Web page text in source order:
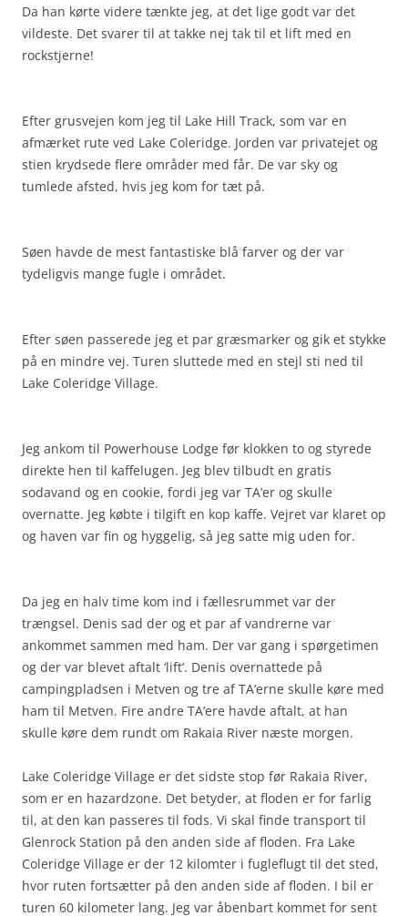
Da han kørte videre tænkte jeg, at det lige godt var det
vildeste. Det svarer til at takke nej tak til et lift med en
rockstjerne!
Efter grusvejen kom jeg til Lake Hill Track, som var en
afmærket rute ved Lake Coleridge. Jorden var privatejet og
stien krydsede flere områder med får. De var sky og
tumlede afsted, hvis jeg kom for tæt på.
Søen havde de mest fantastiske blå farver og der var
tydeligvis mange fugle i området.
Efter søen passerede jeg et par græsmarker og gik et stykke
på en mindre vej. Turen sluttede med en stejl sti ned til
Lake Coleridge Village.
Jeg ankom til Powerhouse Lodge før klokken to og styrede
direkte hen til kaffelugen. Jeg blev tilbudt en gratis
sodavand og en cookie, fordi jeg var TA’er og skulle
overnatte. Jeg købte i tilgift en kop kaffe. Vejret var klaret op
og haven var fin og hyggelig, så jeg satte mig uden for.
Da jeg en halv time kom ind i fællesrummet var der
trængsel. Denis sad der og et par af vandrerne var
ankommet sammen med ham. Der var gang i spørgetimen
og der var blevet aftalt ‘lift’. Denis overnattede på
campingpladsen i Metven og tre af TA’erne skulle køre med
ham til Metven. Fire andre TA’ere havde aftalt, at han
skulle køre dem rundt om Rakaia River næste morgen.
Lake Coleridge Village er det sidste stop før Rakaia River,
som er en hazardzone. Det betyder, at floden er for farlig
til, at den kan passeres til fods. Vi skal finde transport til
Glenrock Station på den anden side af floden. Fra Lake
Coleridge Village er der 12 kilomter i fugleflugt til det sted,
hvor ruten fortsætter på den anden side af floden. I bil er
turen 60 kilometer lang. Jeg var åbenbart kommet for sent